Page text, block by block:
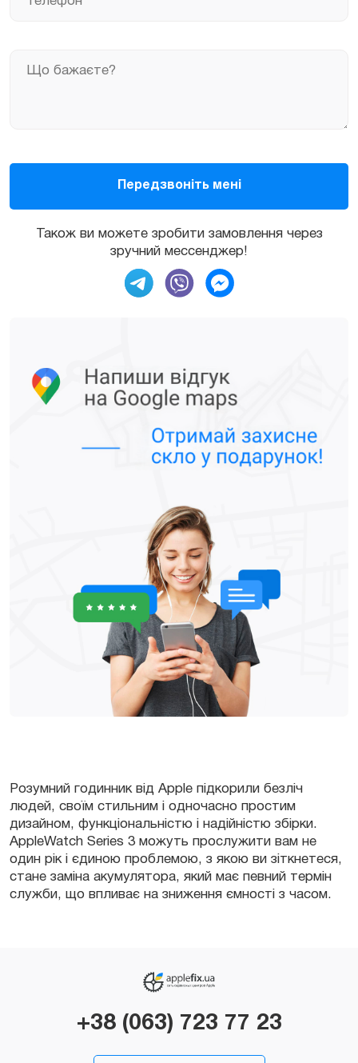
Також ви можете зробити замовлення через
зручний мессенджер!
Розумний годинник від Apple підкорили безліч
людей, своїм стильним і одночасно простим
дизайном, функціональністю і надійністю збірки.
AppleWatch Series 3 можуть прослужити вам не
один рік і єдиною проблемою, з якою ви зіткнетеся,
стане заміна акумулятора, який має певний термін
служби, що впливає на зниження ємності з часом.
+38 (063) 723 77 23